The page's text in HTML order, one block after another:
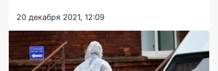
20 декабря 2021, 12:09